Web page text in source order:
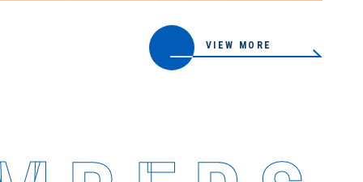
VIEW MORE